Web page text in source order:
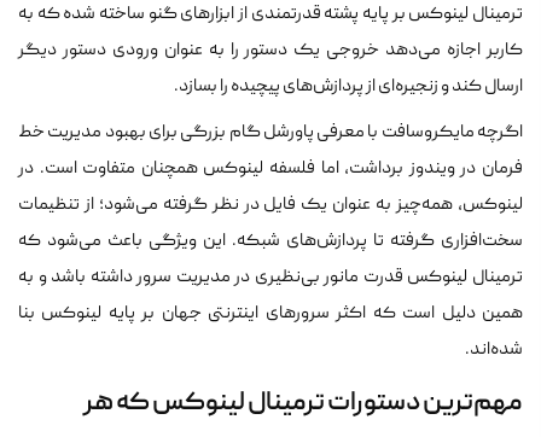
ترمینال لینوکس بر پایه پشته قدرتمندی از ابزارهای گنو ساخته شده که به
کاربر اجازه می‌دهد خروجی یک دستور را به عنوان ورودی دستور دیگر
ارسال کند و زنجیره‌ای از پردازش‌های پیچیده را بسازد.
اگرچه مایکروسافت با معرفی پاورشل گام بزرگی برای بهبود مدیریت خط
فرمان در ویندوز برداشت، اما فلسفه لینوکس همچنان متفاوت است. در
لینوکس، همه‌چیز به عنوان یک فایل در نظر گرفته می‌شود؛ از تنظیمات
سخت‌افزاری گرفته تا پردازش‌های شبکه. این ویژگی باعث می‌شود که
ترمینال لینوکس قدرت مانور بی‌نظیری در مدیریت سرور داشته باشد و به
همین دلیل است که اکثر سرورهای اینترنتی جهان بر پایه لینوکس بنا
شده‌اند.
مهم‌ترین دستورات ترمینال لینوکس که هر